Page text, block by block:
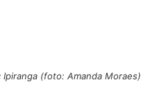
Ipiranga (foto: Amanda Moraes)